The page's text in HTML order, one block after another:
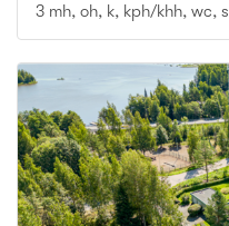
3 mh, oh, k, kph/khh, wc, s